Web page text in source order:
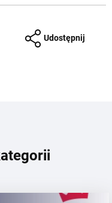
Udostępnij